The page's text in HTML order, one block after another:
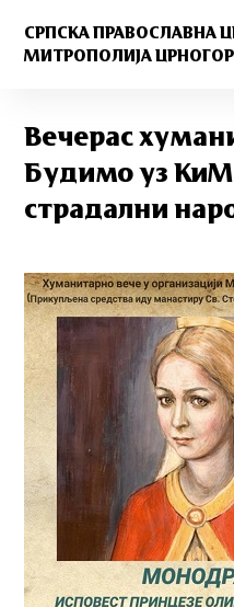
СРПСКА ПРАВОСЛАВНА
МИТРОПОЛИЈА
Вечерас
Будимо уз
страдални